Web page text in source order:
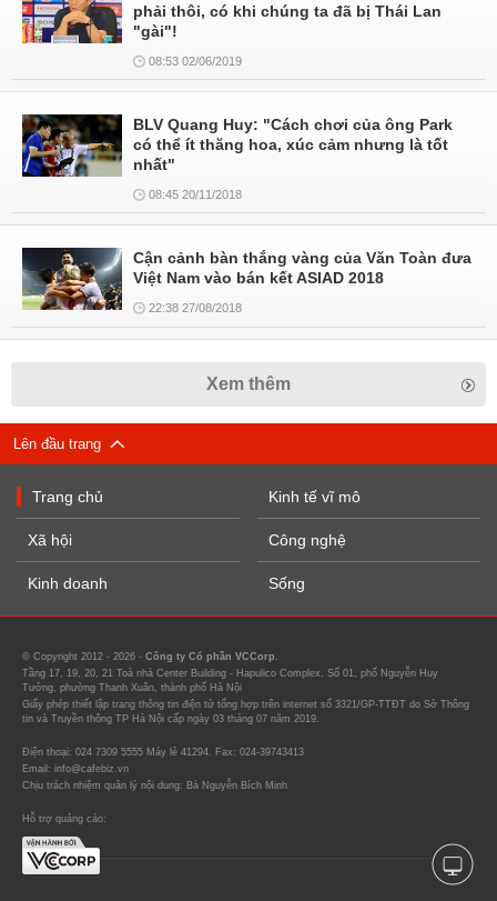
phải thôi, có khi chúng ta đã bị Thái Lan
"gài"!
08:53 02/06/2019
BLV Quang Huy: "Cách chơi của ông Park
có thể ít thăng hoa, xúc cảm nhưng là tốt
nhất"
08:45 20/11/2018
Cận cảnh bàn thắng vàng của Văn Toàn đưa
Việt Nam vào bán kết ASIAD 2018
22:38 27/08/2018
Xem thêm
Lên đầu trang
Trang chủ
Xã hội
Kinh doanh
Kinh tế vĩ mô
Công nghệ
Sống
© Copyright 2012 - 2026 - Công ty Cổ phần VCCorp.
Tầng 17, 19, 20, 21 Toà nhà Center Building - Hapulico Complex, Số 01, phố Nguyễn Huy
Tưởng, phường Thanh Xuân, thành phố Hà Nội
Giấy phép thiết lập trang thông tin điện tử tổng hợp trên internet số 3321/GP-TTĐT do Sở Thông
tin và Truyền thông TP Hà Nội cấp ngày 03 tháng 07 năm 2019.
Điện thoại: 024 7309 5555 Máy lẻ 41294. Fax: 024-39743413
Email: info@cafebiz.vn
Chịu trách nhiệm quản lý nội dung: Bà Nguyễn Bích Minh
Hỗ trợ quảng cáo: